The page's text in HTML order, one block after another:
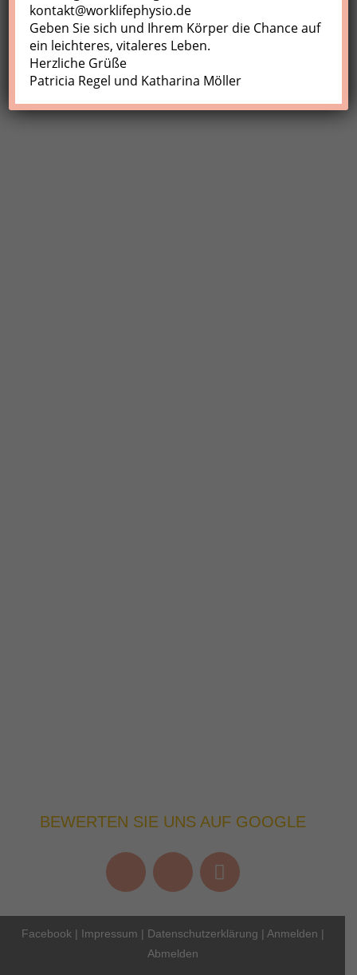
BEWERTEN SIE UNS AUF GOOGLE
Facebook | Impressum | Datenschutzerklärung | Anmelden |
Abmelden
kontakt@worklifephysio.de
Geben Sie sich und Ihrem Körper die Chance auf
ein leichteres, vitaleres Leben.
Herzliche Grüße
Patricia Regel und Katharina Möller